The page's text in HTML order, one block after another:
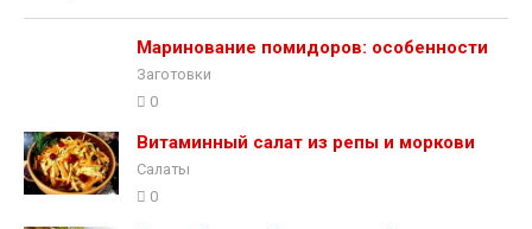
Маринование помидоров: особенности
Заготовки
0
Витаминный салат из репы и моркови
Салаты
0